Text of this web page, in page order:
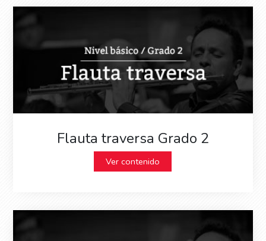
Flauta traversa Grado 2
Ver contenido